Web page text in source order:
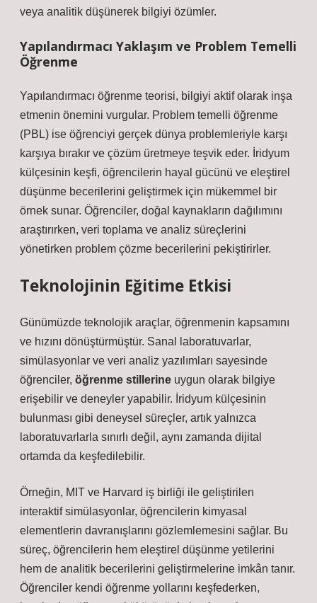
veya analitik düşünerek bilgiyi özümler.
Yapılandırmacı Yaklaşım ve Problem Temelli
Öğrenme
Yapılandırmacı öğrenme teorisi, bilgiyi aktif olarak inşa
etmenin önemini vurgular. Problem temelli öğrenme
(PBL) ise öğrenciyi gerçek dünya problemleriyle karşı
karşıya bırakır ve çözüm üretmeye teşvik eder. İridyum
külçesinin keşfi, öğrencilerin hayal gücünü ve eleştirel
düşünme becerilerini geliştirmek için mükemmel bir
örnek sunar. Öğrenciler, doğal kaynakların dağılımını
araştırırken, veri toplama ve analiz süreçlerini
yönetirken problem çözme becerilerini pekiştirirler.
Teknolojinin Eğitime Etkisi
Günümüzde teknolojik araçlar, öğrenmenin kapsamını
ve hızını dönüştürmüştür. Sanal laboratuvarlar,
simülasyonlar ve veri analiz yazılımları sayesinde
öğrenciler, öğrenme stillerine uygun olarak bilgiye
erişebilir ve deneyler yapabilir. İridyum külçesinin
bulunması gibi deneysel süreçler, artık yalnızca
laboratuvarlarla sınırlı değil, aynı zamanda dijital
ortamda da keşfedilebilir.
Örneğin, MIT ve Harvard iş birliği ile geliştirilen
interaktif simülasyonlar, öğrencilerin kimyasal
elementlerin davranışlarını gözlemlemesini sağlar. Bu
süreç, öğrencilerin hem eleştirel düşünme yetilerini
hem de analitik becerilerini geliştirmelerine imkân tanır.
Öğrenciler kendi öğrenme yollarını keşfederken,